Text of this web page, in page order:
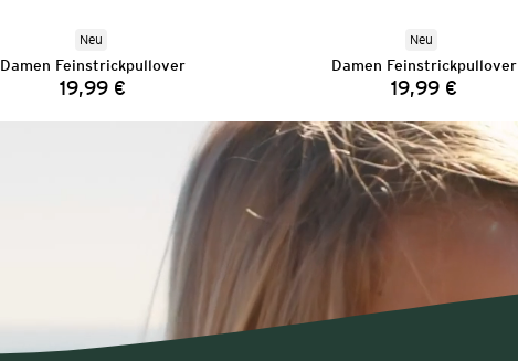
Neu
Damen Feinstrickpullover
Preis:
19,99 €
Neu
Damen Feinstrickpullover
Preis:
19,99 €